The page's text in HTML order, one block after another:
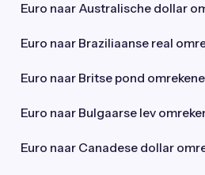
Euro naar Australische dollar
Euro naar Braziliaanse real
Euro naar Britse pond
Euro naar Bulgaarse lev
Euro naar Canadese dollar